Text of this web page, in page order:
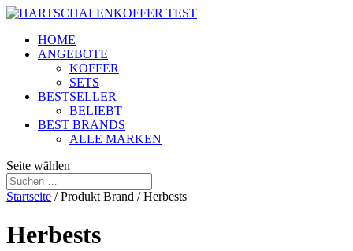
HOME
ANGEBOTE
KOFFER
SETS
BESTSELLER
BELIEBT
BEST BRANDS
ALLE MARKEN
Seite wählen
Startseite / Produkt Brand / Herbests
Herbests